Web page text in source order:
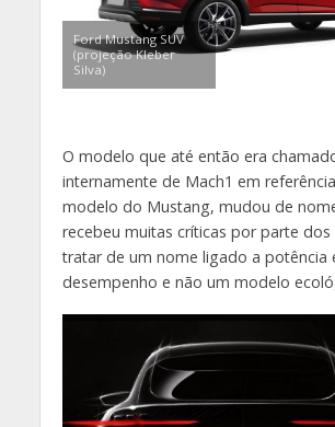
Ford Mustang SUV
(projeção Kleber
Silva)
O modelo que até então era
internamente de Mach1 em
modelo do Mustang, mudou de
recebeu muitas críticas por parte dos
tratar de um nome ligado a potência
desempenho e não um modelo